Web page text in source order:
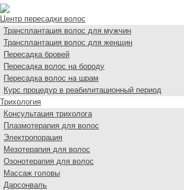
Центр пересадки волос
Трансплантация волос для мужчин
Трансплантация волос для женщин
Пересадка бровей
Пересадка волос на бороду
Пересадка волос на шрам
Курс процедур в реабилитационный период
Трихология
Консультация трихолога
Плазмотерапия для волос
Электропорация
Мезотерапия для волос
Озонотерапия для волос
Массаж головы
Дарсонваль